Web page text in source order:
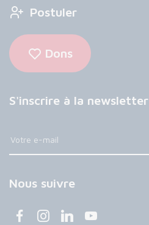
Postuler
Dons
S'inscrire à la newsletter
Nous suivre